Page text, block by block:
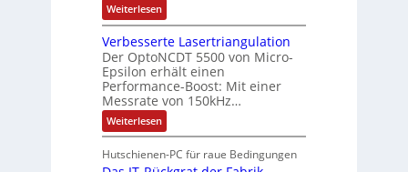
h
t
h
u
t
z
l
a
c
k
b
e
s
c
a
n
g
s
c
h
a
l
u
n
g
Weiterlesen:
B
t
t
e
r
i
e
l
o
e
Verbesserte Lasertriangulation
Der OptoNCDT 5500 von Micro-
Epsilon erhält einen
Performance-Boost: Mit einer
Messrate von 150kHz…
Weiterlesen:
V
r
Hutschienen-PC für raue Bedingungen